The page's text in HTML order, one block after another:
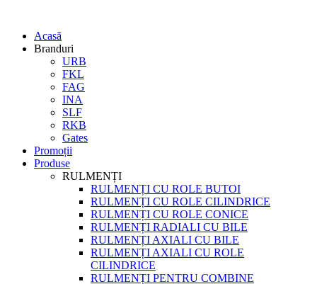
Acasă
Branduri
URB
FKL
FAG
INA
SLF
RKB
Gates
Promoții
Produse
RULMENȚI
RULMENȚI CU ROLE BUTOI
RULMENȚI CU ROLE CILINDRICE
RULMENȚI CU ROLE CONICE
RULMENȚI RADIALI CU BILE
RULMENȚI AXIALI CU BILE
RULMENȚI AXIALI CU ROLE
CILINDRICE
RULMENȚI PENTRU COMBINE